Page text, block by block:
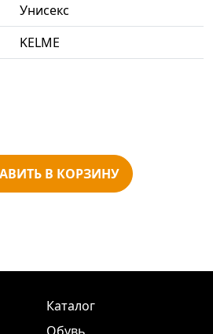
Унисекс
KELME
В КОРЗИНУ
Каталог